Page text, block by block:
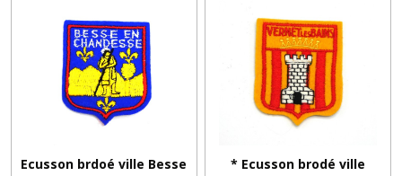
Ecusson brdoé ville Besse
* Ecusson brodé ville